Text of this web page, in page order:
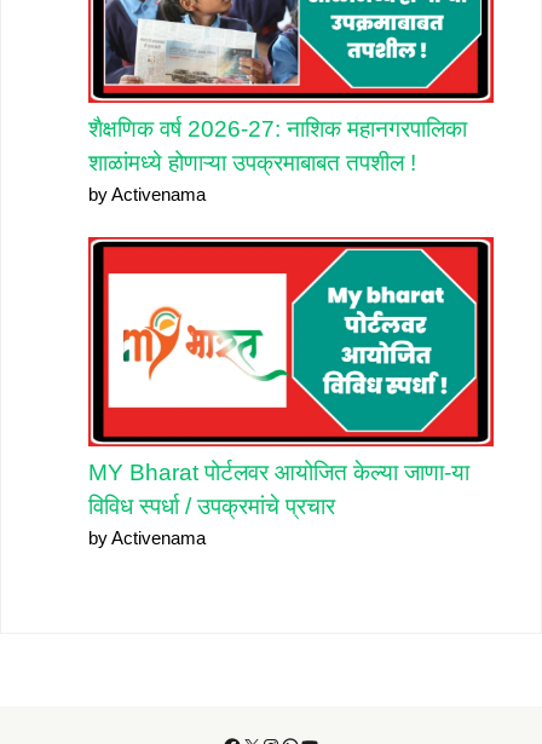
शैक्षणिक वर्ष 2026-27: नाशिक महानगरपालिका
शाळांमध्ये होणाऱ्या उपक्रमाबाबत तपशील !
by Activenama
MY Bharat पोर्टलवर आयोजित केल्या जाणा-या
विविध स्पर्धा / उपक्रमांचे प्रचार
by Activenama